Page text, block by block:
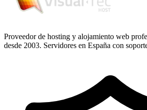
Proveedor de hosting y alojamiento web
desde 2003. Servidores en España con